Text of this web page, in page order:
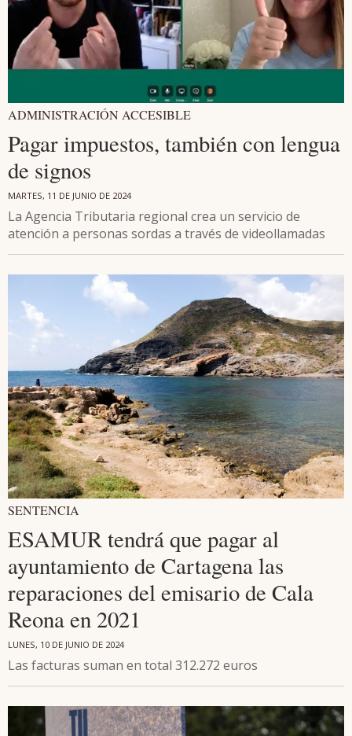
ADMINISTRACIÓN ACCESIBLE
Pagar impuestos, también con lengua
de signos
MARTES, 11 DE JUNIO DE 2024
La Agencia Tributaria regional crea un servicio de
atención a personas sordas a través de videollamadas
SENTENCIA
ESAMUR tendrá que pagar al
ayuntamiento de Cartagena las
reparaciones del emisario de Cala
Reona en 2021
LUNES, 10 DE JUNIO DE 2024
Las facturas suman en total 312.272 euros